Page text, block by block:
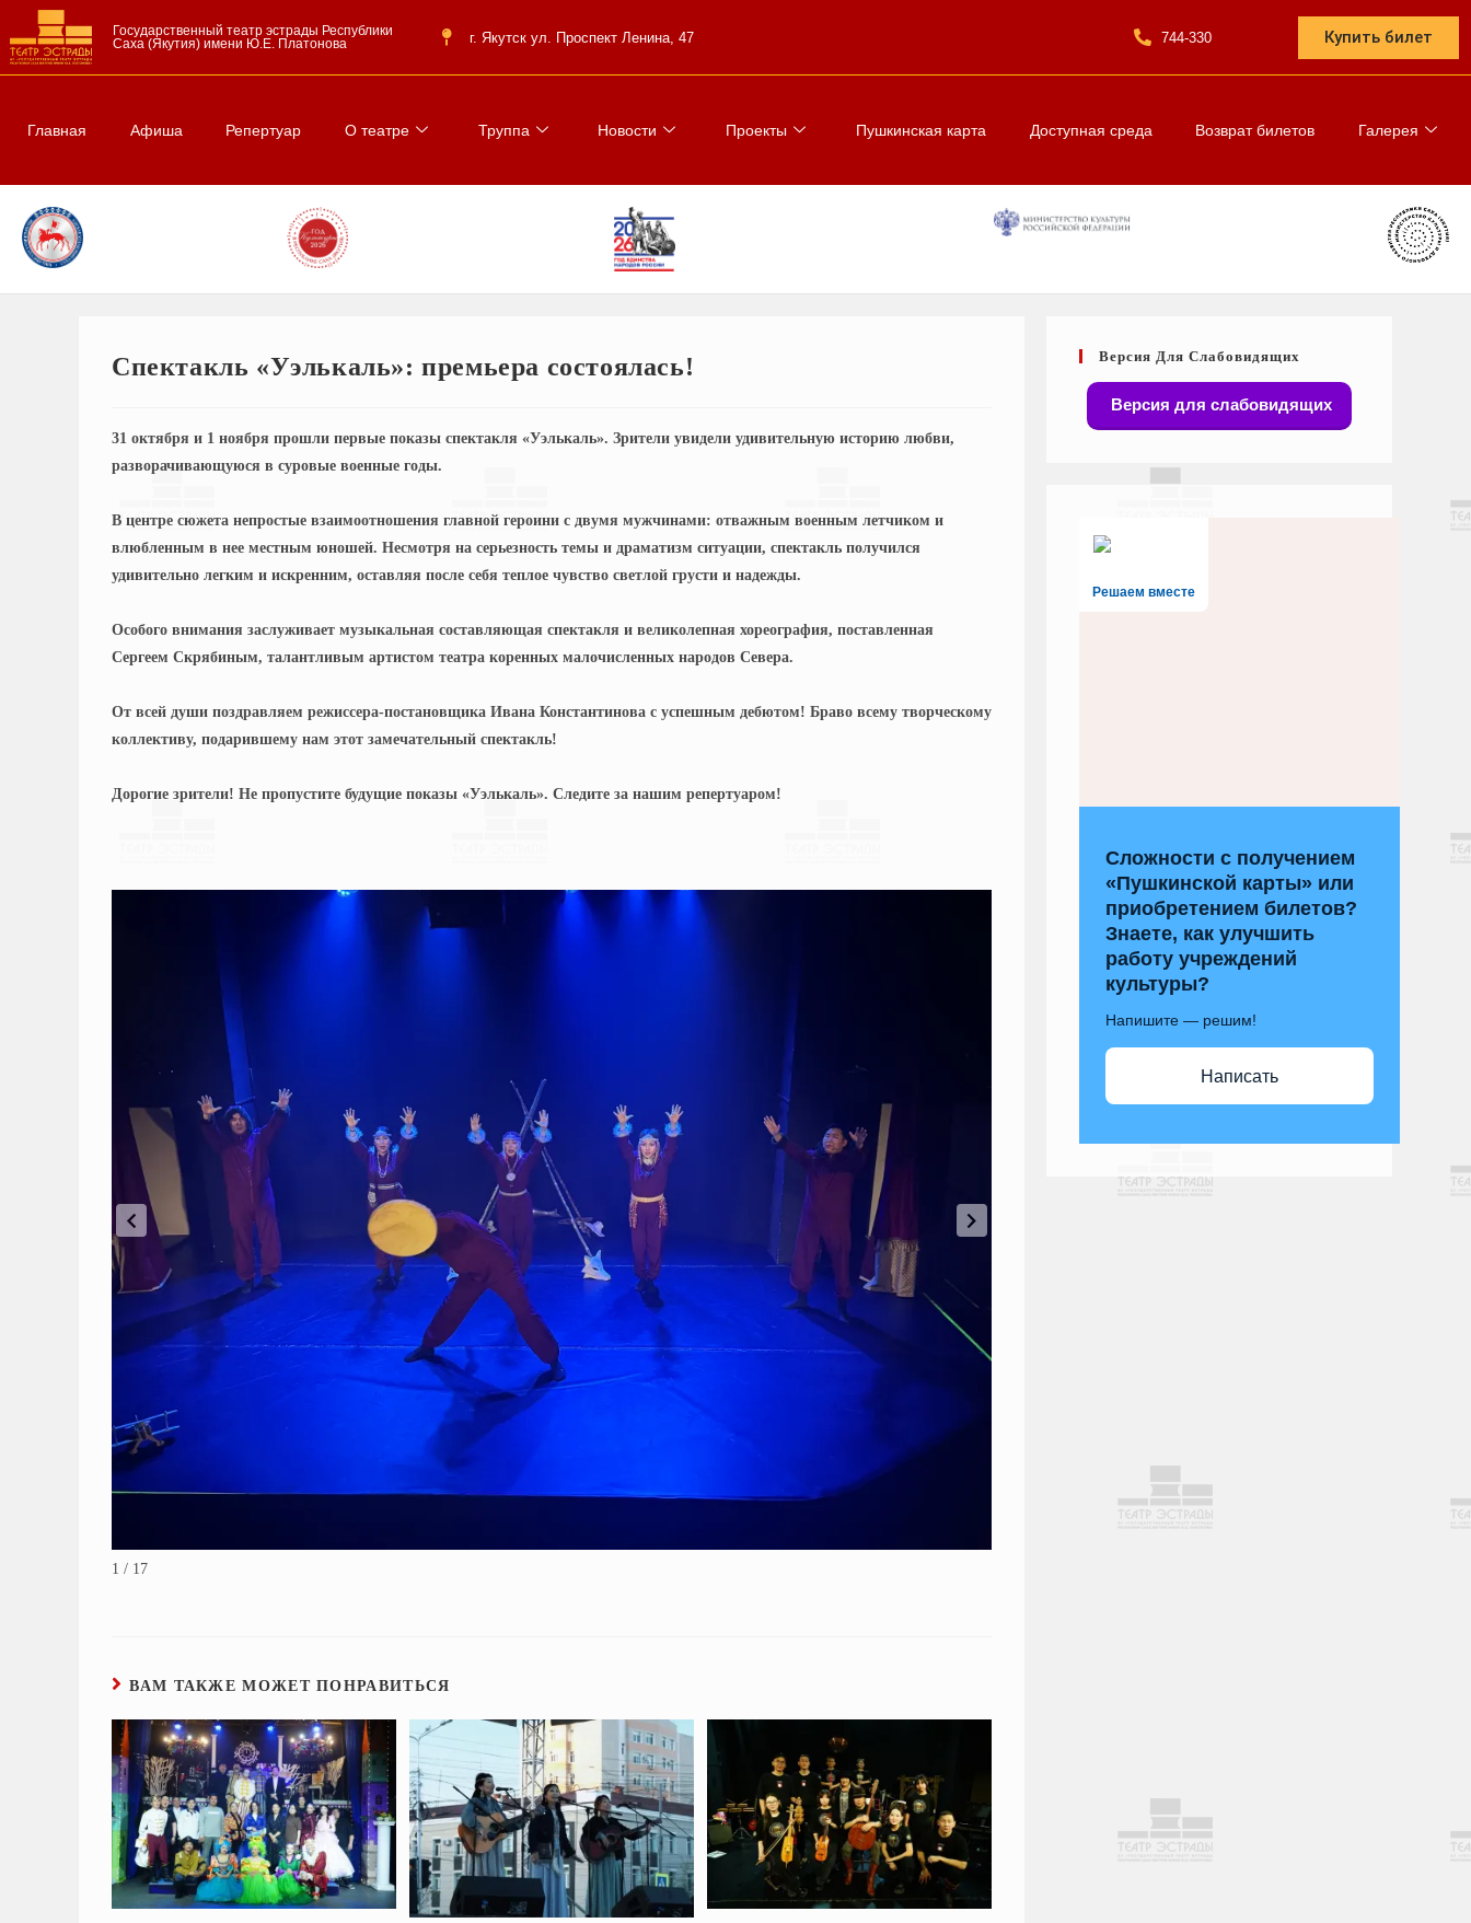
Государственный театр эстрады Республики
Саха (Якутия) имени Ю.Е. Платонова
г. Якутск ул. Проспект Ленина, 47 744-330 Купить билет
Главная Афиша Репертуар О театре Труппа Новости Проекты Пушкинская карта Доступная среда Возврат билетов Галерея
Спектакль «Уэлькаль»: премьера состоялась!
31 октября и 1 ноября прошли первые показы спектакля «Уэлькаль». Зрители увидели удивительную историю любви,
разворачивающуюся в суровые военные годы.
В центре сюжета непростые взаимоотношения главной героини с двумя мужчинами: отважным военным летчиком и
влюбленным в нее местным юношей. Несмотря на серьезность темы и драматизм ситуации, спектакль получился
удивительно легким и искренним, оставляя после себя теплое чувство светлой грусти и надежды.
Особого внимания заслуживает музыкальная составляющая спектакля и великолепная хореография, поставленная
Сергеем Скрябиным, талантливым артистом театра коренных малочисленных народов Севера.
От всей души поздравляем режиссера-постановщика Ивана Константинова с успешным дебютом! Браво всему творческому
коллективу, подарившему нам этот замечательный спектакль!
Дорогие зрители! Не пропустите будущие показы «Уэлькаль». Следите за нашим репертуаром!
1 / 17
ВАМ ТАКЖЕ МОЖЕТ ПОНРАВИТЬСЯ
Версия Для Слабовидящих
Версия для слабовидящих
Решаем вместе
Сложности с получением
«Пушкинской карты» или
приобретением билетов?
Знаете, как улучшить
работу учреждений
культуры?
Напишите — решим!
Написать